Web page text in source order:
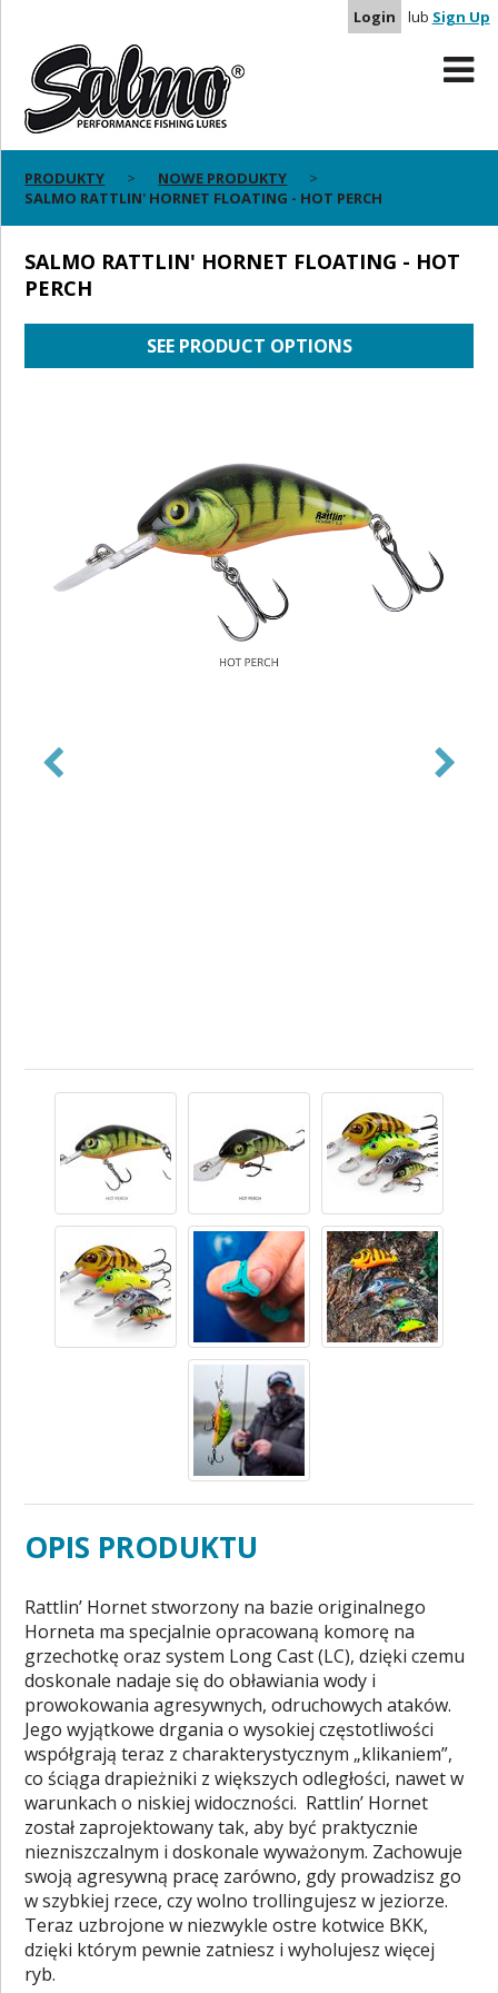
Login lub Sign Up
PRODUKTY
NOWE PRODUKTY
SALMO RATTLIN' HORNET FLOATING - HOT PERCH
SALMO RATTLIN' HORNET FLOATING - HOT
PERCH
SEE PRODUCT OPTIONS
OPIS PRODUKTU
Rattlin’ Hornet stworzony na bazie originalnego
Horneta ma specjalnie opracowaną komorę na
grzechotkę oraz system Long Cast (LC), dzięki czemu
doskonale nadaje się do obławiania wody i
prowokowania agresywnych, odruchowych ataków.
Jego wyjątkowe drgania o wysokiej częstotliwości
współgrają teraz z charakterystycznym „klikaniem”,
co ściąga drapieżniki z większych odległości, nawet w
warunkach o niskiej widoczności. Rattlin’ Hornet
został zaprojektowany tak, aby być praktycznie
niezniszczalnym i doskonale wyważonym. Zachowuje
swoją agresywną pracę zarówno, gdy prowadzisz go
w szybkiej rzece, czy wolno trollingujesz w jeziorze.
Teraz uzbrojone w niezwykle ostre kotwice BKK,
dzięki którym pewnie zatniesz i wyholujesz więcej
ryb.